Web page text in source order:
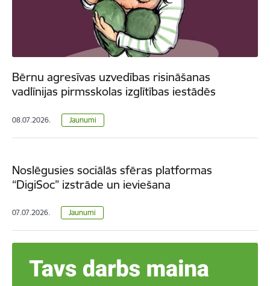
Bērnu agresīvas uzvedības risināšanas
vadlīnijas pirmsskolas izglītības iestādēs
08.07.2026. Jaunumi
Noslēgusies sociālās sfēras platformas
“DigiSoc” izstrāde un ieviešana
07.07.2026. Jaunumi